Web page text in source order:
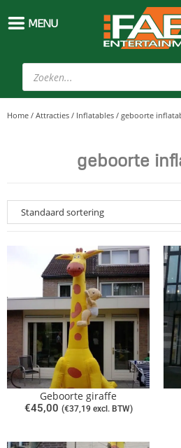
Home / Attracties / Inflatables / geboorte
geboorte
Geboorte giraffe
€45,00 (€37,19excl. BTW)
MENU